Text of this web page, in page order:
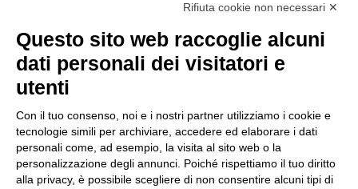
ORARi
Lunedì dalle 10.00 alle 18.00
Martedì dalle 10.00 alle 18.00
Mercoledì dalle 10.00 alle 18.00
Giovedì dalle 10.00 alle 18.00
Rifiuta cookie non necessari ✕
Questo sito web raccoglie alcuni
dati personali dei visitatori e
utenti
Con il tuo consenso, noi e i nostri partner utilizziamo i cookie e
tecnologie simili per archiviare, accedere ed elaborare i dati
personali come, ad esempio, la visita al sito web o la
personalizzazione degli annunci. Poiché rispettiamo il tuo diritto
alla privacy, è possibile scegliere di non consentire alcuni tipi di